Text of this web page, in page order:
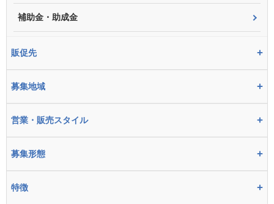
補助金・助成金
販促先 +
募集地域 +
営業・販売スタイル +
募集形態 +
特徴 +